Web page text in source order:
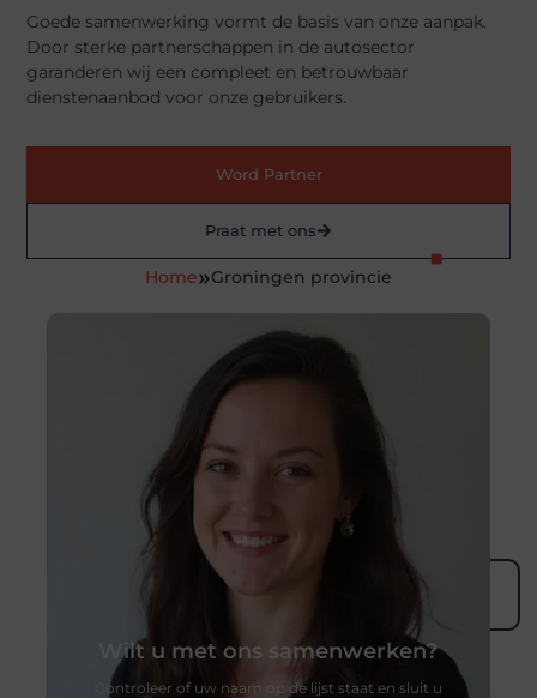
Goede samenwerking vormt de basis van onze aanpak.
Door sterke partnerschappen in de autosector
garanderen wij een compleet en betrouwbaar
dienstenaanbod voor onze gebruikers.
Word Partner
Praat met ons
Home»Groningen provincie
Wilt u met ons samenwerken?
Controleer of uw naam op de lijst staat en sluit u